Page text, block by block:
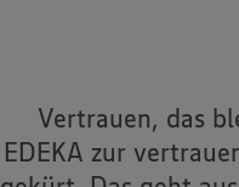
Vertrauen, das
EDEKA zur